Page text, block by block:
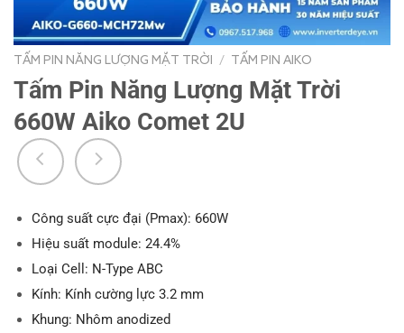
TẤM PIN NĂNG LƯỢNG MẶT TRỜI / TẤM PIN AIKO
Tấm Pin Năng Lượng Mặt Trời
660W Aiko Comet 2U
Công suất cực đại (Pmax): 660W
Hiệu suất module: 24.4%
Loại Cell: N-Type ABC
Kính: Kính cường lực 3.2 mm
Khung: Nhôm anodized